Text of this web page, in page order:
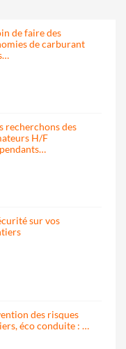
de faire des
de carburant
recherchons des
H/F
sur vos
des risques
éco conduite : …